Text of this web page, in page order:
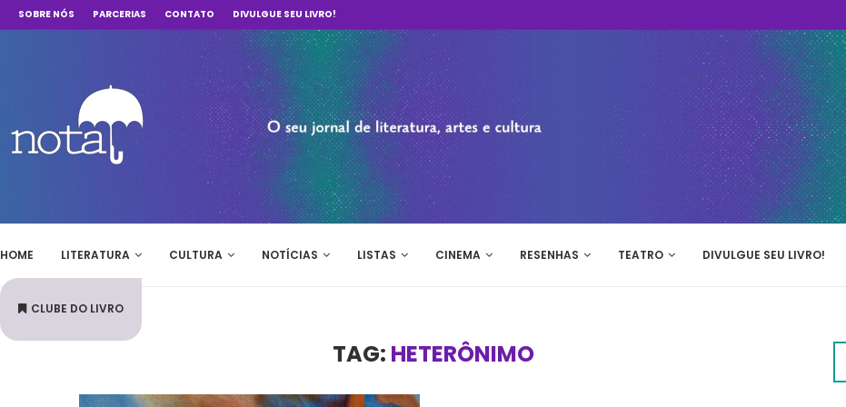
SOBRE NÓS PARCERIAS CONTATO DIVULGUE SEU LIVRO!
HOME LITERATURA CULTURA NOTÍCIAS LISTAS CINEMA RESENHAS TEATRO DIVULGUE SEU LIVRO!
CLUBE DO LIVRO
TAG: HETERÔNIMO